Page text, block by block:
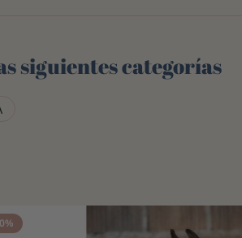
siguientes categorías